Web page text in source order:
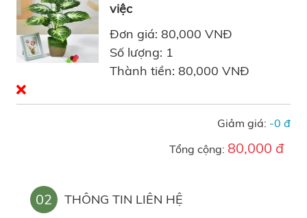
việc
Đơn giá: 80,000 VNĐ
Số lượng: 1
Thành tiền: 80,000 VNĐ
Giảm giá: -0 đ
Tổng cộng: 80,000 đ
02 THÔNG TIN LIÊN HỆ